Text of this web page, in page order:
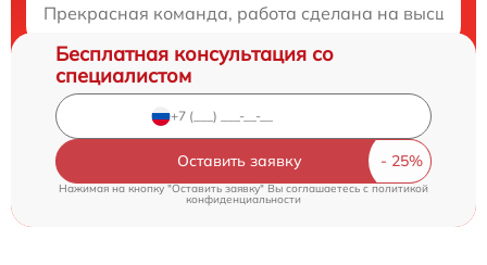
Прекрасная команда, работа сделана на высшем
Бесплатная консультация со
специалистом
Оставить заявку
Нажимая на кнопку "Оставить заявку" Вы соглашаетесь cполитикой
конфиденциальности